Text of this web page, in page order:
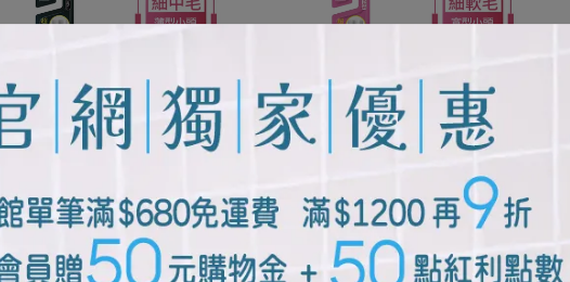
王極薄多功音波電動牙刷細潔
專用刷頭(2入刷頭)
NT$109NT$120
日本獅王極薄多功音波電動牙刷細潔
適齦佳專用刷頭(2入刷頭)
NT$109
NT$120